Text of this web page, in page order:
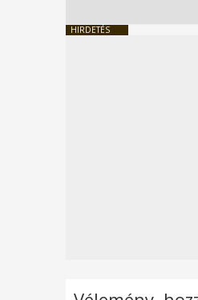
HIRDETÉS